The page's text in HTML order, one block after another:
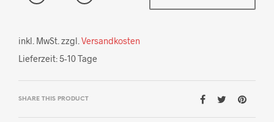
inkl. MwSt.zzgl.Versandkosten
Lieferzeit:5-10 Tage
SHARE THIS PRODUCT